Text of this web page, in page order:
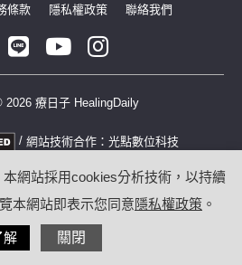
條款 隱私權政策 聯絡我們
2026 療日子 HealingDaily
/ 網站技術合作： 光點數位科技
網站採用cookies分析技術，以持續
本網站即表示您同意隱私權政策 。
解 關閉